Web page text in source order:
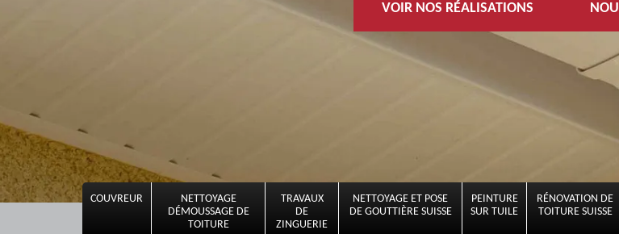
VOIR NOS RÉALISATIONS
COUVREUR
NETTOYAGE
DÉMOUSSAGE DE
TOITURE
TRAVAUX
DE
ZINGUERIE
NETTOYAGE ET POSE
DE GOUTTIÈRE SUISSE
PEINTURE
SUR TUILE
RÉNOVATION DE
TOITURE SUISSE